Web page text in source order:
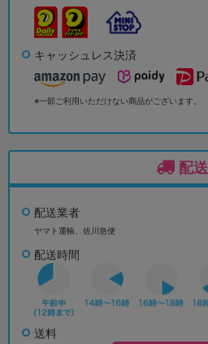
キャッシュレス決済
※一部ご利用いただけない商品がございます。
配送
配送業者
ヤマト運輸、佐川急便
配送時間
送料